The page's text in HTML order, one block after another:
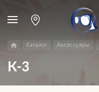
Каталог Аксессуары
К-3